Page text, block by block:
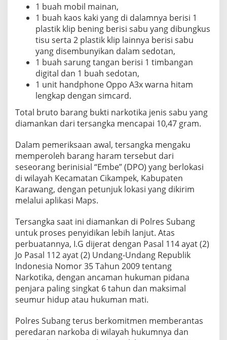
1 buah mobil mainan,
1 buah kaos kaki yang di dalamnya berisi 1
plastik klip bening berisi sabu yang dibungkus
tisu serta 2 plastik klip lainnya berisi sabu
yang disembunyikan dalam sedotan,
1 buah sarung tangan berisi 1 timbangan
digital dan 1 buah sedotan,
1 unit handphone Oppo A3x warna hitam
lengkap dengan simcard.
Total bruto barang bukti narkotika jenis sabu yang
diamankan dari tersangka mencapai 10,47 gram.
Dalam pemeriksaan awal, tersangka mengaku
memperoleh barang haram tersebut dari
seseorang berinisial “Embe” (DPO) yang berlokasi
di wilayah Kecamatan Cikampek, Kabupaten
Karawang, dengan petunjuk lokasi yang dikirim
melalui aplikasi Maps.
Tersangka saat ini diamankan di Polres Subang
untuk proses penyidikan lebih lanjut. Atas
perbuatannya, I.G dijerat dengan Pasal 114 ayat (2)
Jo Pasal 112 ayat (2) Undang-Undang Republik
Indonesia Nomor 35 Tahun 2009 tentang
Narkotika, dengan ancaman hukuman pidana
penjara paling singkat 6 tahun dan maksimal
seumur hidup atau hukuman mati.
Polres Subang terus berkomitmen memberantas
peredaran narkoba di wilayah hukumnya dan